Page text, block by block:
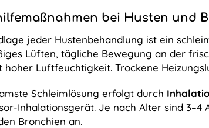
bei Husten und
jeder Hustenbehandlung ist ein
Lüften, tägliche Bewegung an der
hoher Luftfeuchtigkeit. Trockene
Schleimlösung erfolgt durch
Inhalationsgerät. Je nach Alter sind
Bronchien an.